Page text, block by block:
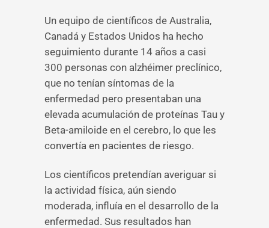
Un equipo de científicos de Australia,
Canadá y Estados Unidos ha hecho
seguimiento durante 14 años a casi
300 personas con alzhéimer preclínico,
que no tenían síntomas de la
enfermedad pero presentaban una
elevada acumulación de proteínas Tau y
Beta-amiloide en el cerebro, lo que les
convertía en pacientes de riesgo.
Los científicos pretendían averiguar si
la actividad física, aún siendo
moderada, influía en el desarrollo de la
enfermedad. Sus resultados han